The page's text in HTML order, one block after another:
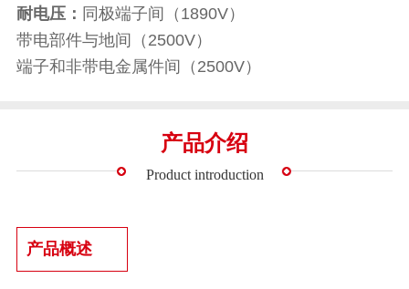
耐电压： 同极端子间（1890V）
带电部件与地间（2500V）
端子和非带电金属件间（2500V）
产品介绍
Product introduction
产品概述